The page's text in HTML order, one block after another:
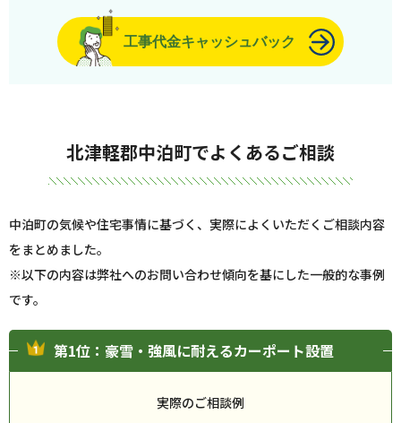
工事代金キャッシュバック
北津軽郡中泊町でよくあるご相談
中泊町の気候や住宅事情に基づく、実際によくいただくご相談内容
をまとめました。
※以下の内容は弊社へのお問い合わせ傾向を基にした一般的な事例
です。
第1位：豪雪・強風に耐えるカーポート設置
実際のご相談例